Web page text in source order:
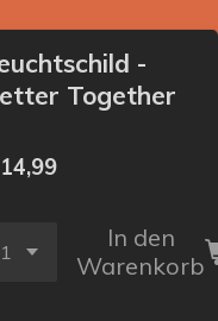
-
Together
In den
Warenkorb